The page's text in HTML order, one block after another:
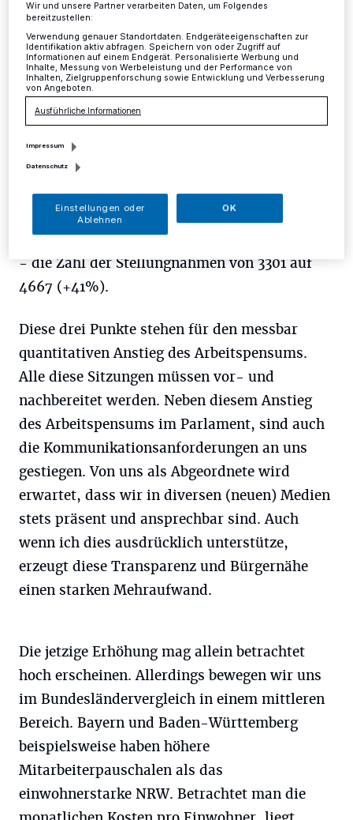
Daraus ergibt sich, dass der Arbeitsaufwand
von uns Abgeordneten und unseren
Mitarbeitern im erheblichen Maße
zugenommen hat. So stiegen
- die Anzahl der Anhörungen von
Sachverständigen von 318 auf 447 (+41%)
- die zu beratenden Gesetze von 244 auf 290
- die Zahl der Stellungnahmen von 3301 auf
4667 (+41%).
Diese drei Punkte stehen für den messbar
quantitativen Anstieg des Arbeitspensums.
Alle diese Sitzungen müssen vor- und
nachbereitet werden. Neben diesem Anstieg
des Arbeitspensums im Parlament, sind auch
die Kommunikationsanforderungen an uns
gestiegen. Von uns als Abgeordnete wird
erwartet, dass wir in diversen (neuen) Medien
stets präsent und ansprechbar sind. Auch
wenn ich dies ausdrücklich unterstütze,
erzeugt diese Transparenz und Bürgernähe
einen starken Mehraufwand.
Die jetzige Erhöhung mag allein betrachtet
hoch erscheinen. Allerdings bewegen wir uns
im Bundesländervergleich in einem mittleren
Bereich. Bayern und Baden-Württemberg
beispielsweise haben höhere
Mitarbeiterpauschalen als das
einwohnerstarke NRW. Betrachtet man die
Wir und unsere Partner verarbeiten Daten, um Folgendes
bereitzustellen:
Verwendung genauer Standortdaten. Endgeräteeigenschaften zur
Identifikation aktiv abfragen. Speichern von oder Zugriff auf
Informationen auf einem Endgerät. Personalisierte Werbung und
Inhalte, Messung von Werbeleistung und der Performance von
Inhalten, Zielgruppenforschung sowie Entwicklung und Verbesserung
von Angeboten.
Ausführliche Informationen
Impressum
Datenschutz
Einstellungen oder
Ablehnen
OK